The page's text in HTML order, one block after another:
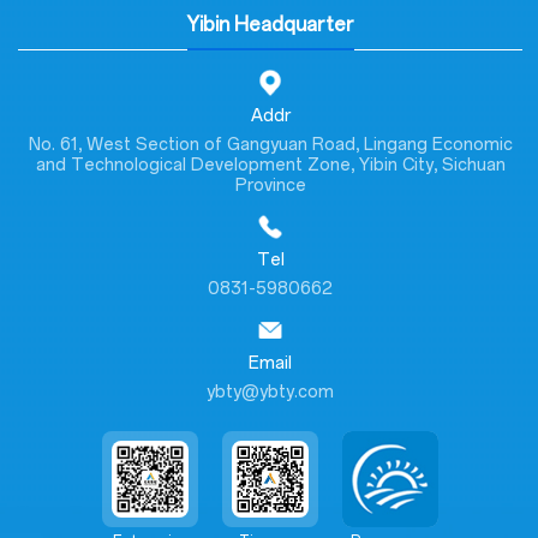
Yibin Headquarter
Addr
No. 61, West Section of Gangyuan Road, Lingang Economic
and Technological Development Zone, Yibin City, Sichuan
Province
Tel
0831-5980662
Email
ybty@ybty.com